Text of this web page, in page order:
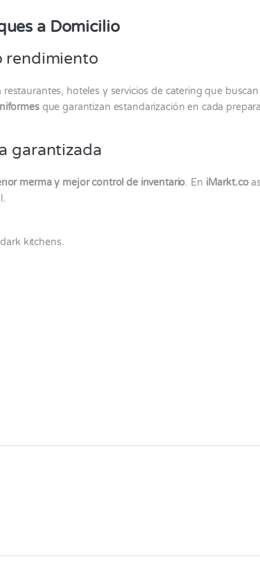
a Domicilio
rendimiento
hoteles y servicios de catering que buscan
que garantizan estandarización en cada
garantizada
merma y mejor control de inventario. En iMarkt.co
kitchens.